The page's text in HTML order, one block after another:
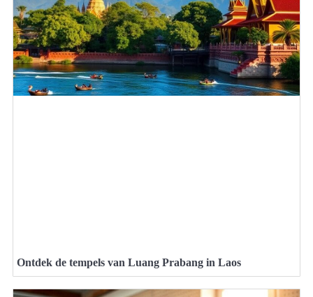
Ontdek de tempels van Luang Prabang in Laos